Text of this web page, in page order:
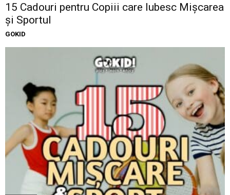
15 Cadouri pentru Copiii care Iubesc Mișcarea
și Sportul
GOKID